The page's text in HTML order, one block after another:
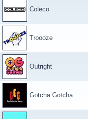
Coleco
Troooze
Outright
Gotcha Gotcha